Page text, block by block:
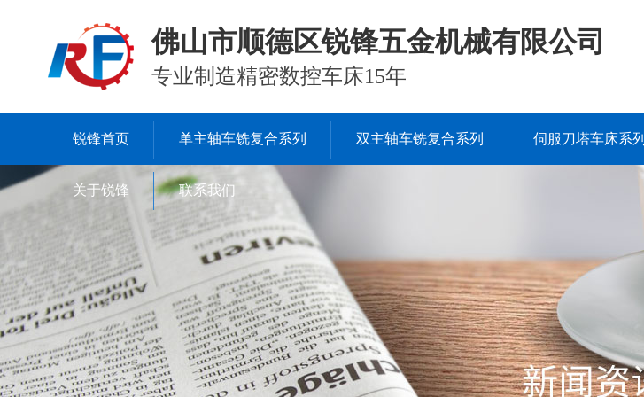
佛山市顺德区锐锋五金机械有限公司
专业制造精密数控车床15年
锐锋首页 单主轴车铣复合系列 双主轴车铣复合系列 伺服刀塔车床系列
关于锐锋 联系我们